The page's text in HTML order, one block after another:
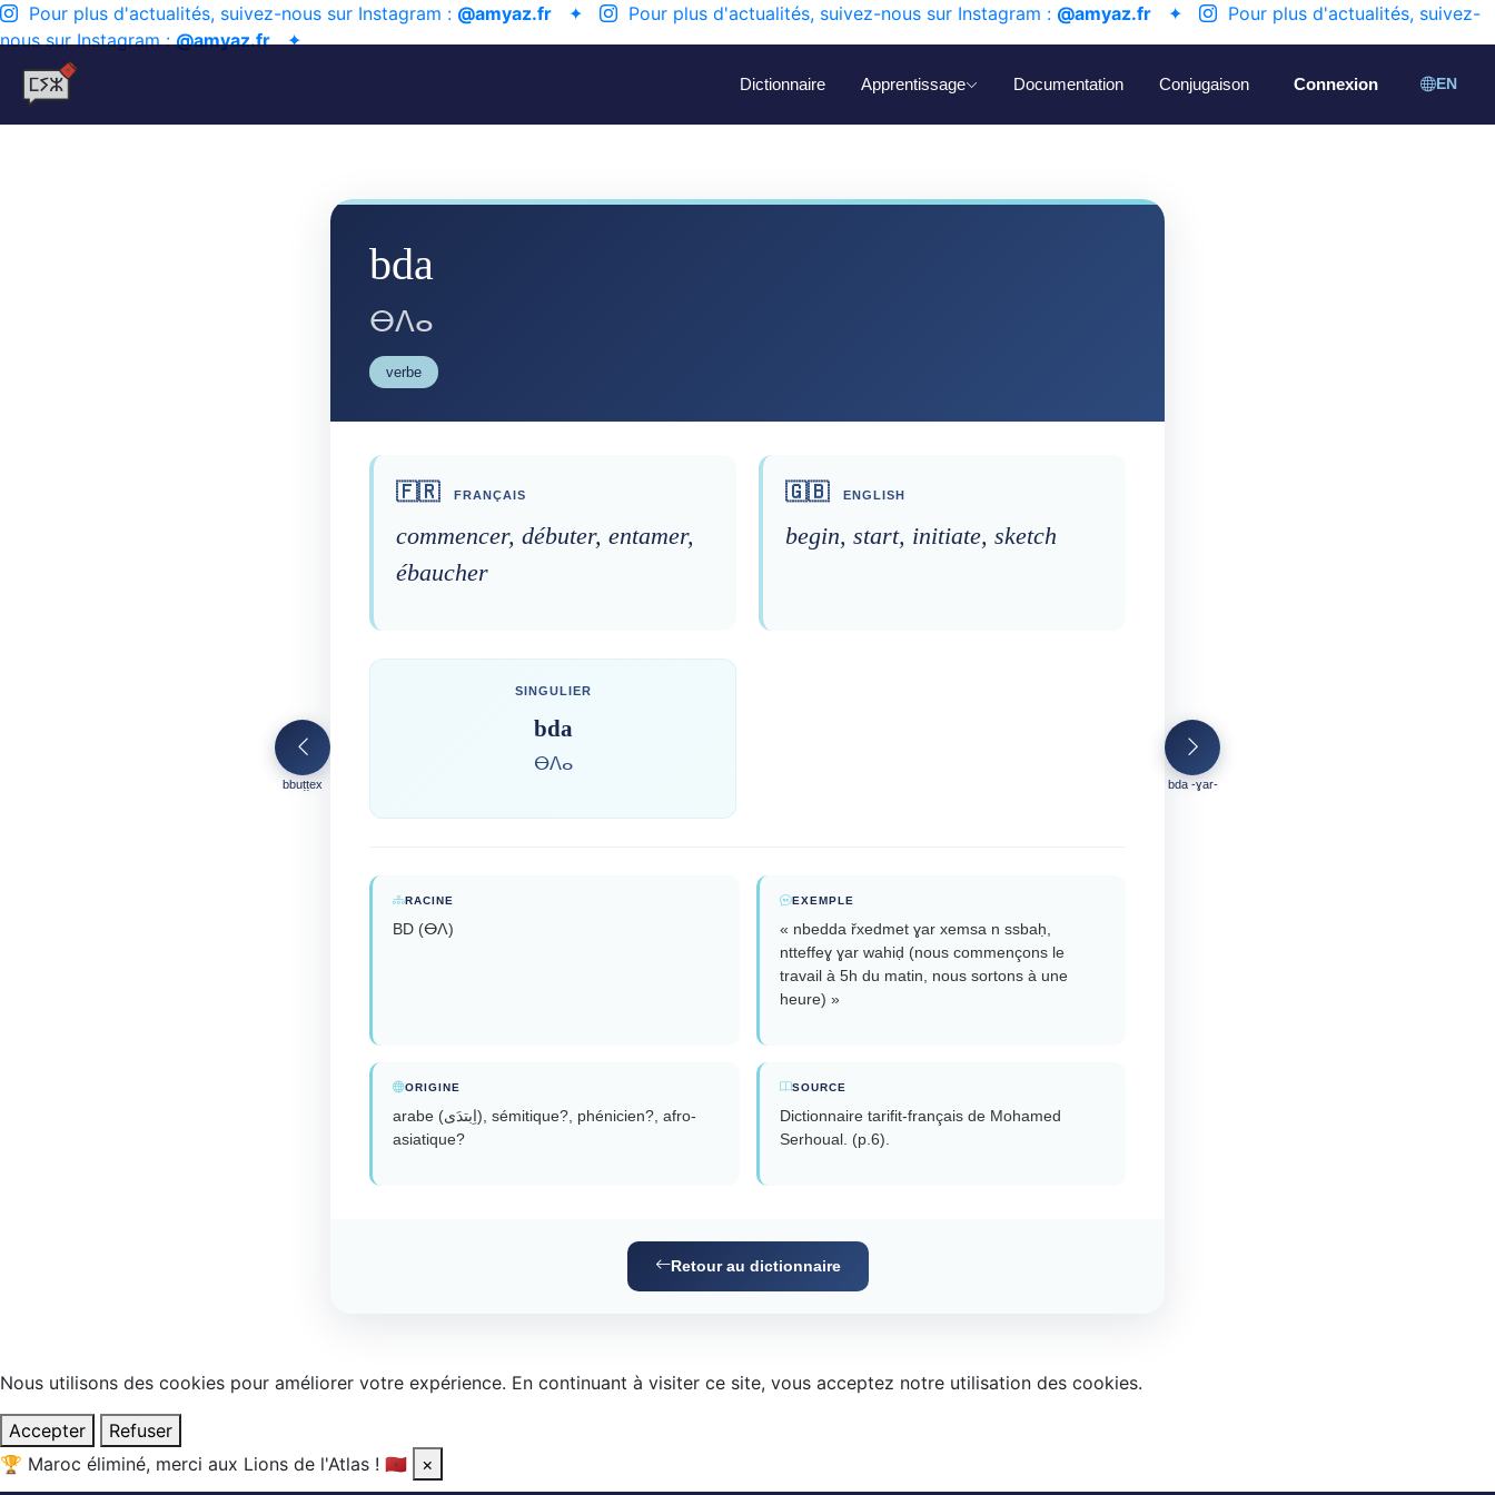
Pour plus d'actualités, suivez-nous sur Instagram : @amyaz.fr ✦ Pour plus d'actualités, suivez-nous sur Instagram : @amyaz.fr ✦
Pour plus d'actualités, suivez-
nous sur Instagram :@amyaz.fr✦
Dictionnaire Apprentissage Documentation Conjugaison Connexion EN
bbuṭṭex
bda
ⴱⴷⴰ
verbe
🇫🇷 FRANÇAIS
commencer, débuter, entamer,
ébaucher
🇬🇧 ENGLISH
begin, start, initiate, sketch
SINGULIER
bda
ⴱⴷⴰ
RACINE
BD (ⴱⴷ)
EXEMPLE
« nbedda řxedmet ɣar xemsa n ssbaḥ,
ntteffeɣ ɣar wahiḍ (nous commençons le
travail à 5h du matin, nous sortons à une
heure) »
ORIGINE
arabe (اِبتدَى), sémitique?, phénicien?, afro-
asiatique?
SOURCE
Dictionnaire tarifit-français de Mohamed
Serhoual. (p.6).
Retour au dictionnaire
bda -ɣar-
Nous utilisons des cookies pour améliorer votre expérience. En continuant à visiter ce site, vous acceptez notre utilisation des cookies.
Accepter
Refuser
🏆 Maroc éliminé, merci aux Lions de l'Atlas ! 🇲🇦 ×